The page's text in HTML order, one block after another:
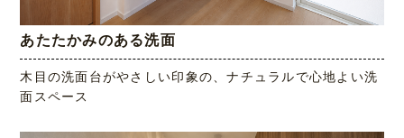
あたたかみのある洗面
木目の洗面台がやさしい印象の、ナチュラルで心地よい洗
面スペース